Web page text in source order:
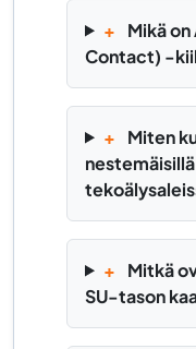
+
Mikä on
Contact) -
+
Miten
+
Mitkä
SU-tason